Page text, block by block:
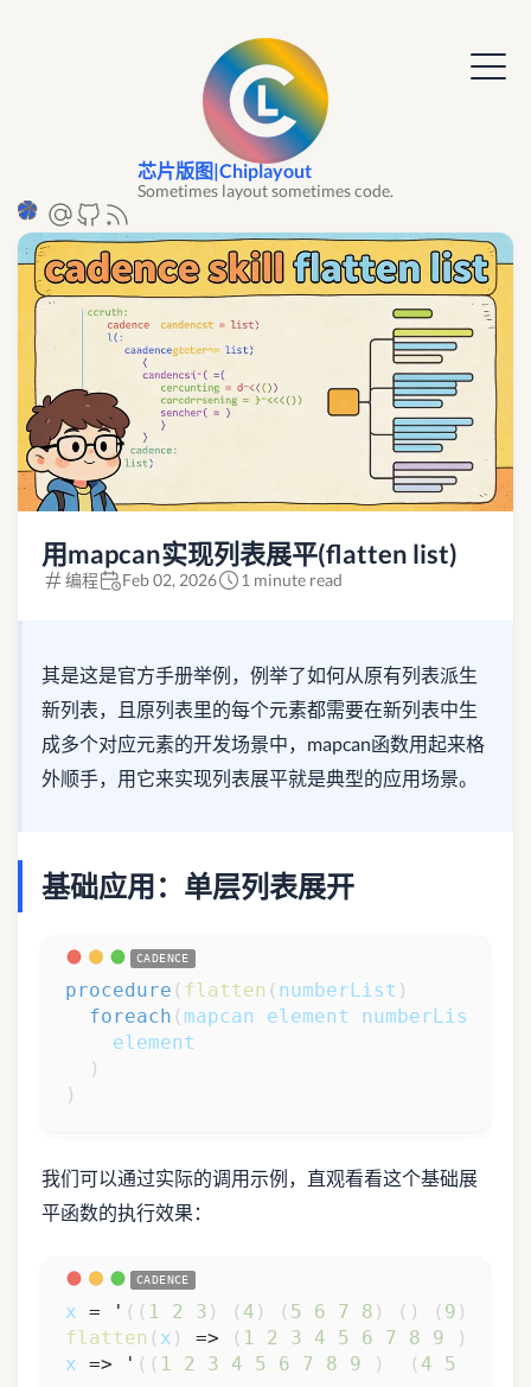
芯片版图|Chiplayout
Sometimes layout sometimes code.
用mapcan实现列表展平(flatten list)
编程 Feb 02, 2026 1 minute read
其是这是官方手册举例，例举了如何从原有列表派生
新列表，且原列表里的每个元素都需要在新列表中生
成多个对应元素的开发场景中，mapcan函数用起来格
外顺手，用它来实现列表展平就是典型的应用场景。
基础应用：单层列表展开
procedure ( flatten ( numberList )
foreach ( mapcan element
numberList
element
)
)
我们可以通过实际的调用示例，直观看看这个基础展
平函数的执行效果：
x = ' ( ( 1 2 3 ) ( 4 ) ( 5 6 7 8 ) ( ) ( 9 )
flatten ( x ) => ( 1 2 3 4 5 6 7 8 9
)
x => ' ( ( 1 2 3 4 5 6 7 8 9 ) ( 4 5